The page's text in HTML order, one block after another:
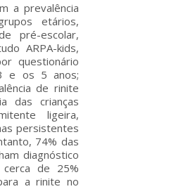
a prevalência
etários,
pré-escolar,
ARPA-kids,
questionário
e os 5 anos;
de rinite
das crianças
ligeira,
persistentes
74% das
diagnóstico
de 25%
a rinite no